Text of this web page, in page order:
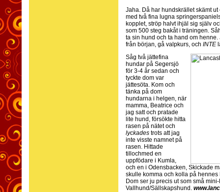
Jaha. Då har hundskrället skämt
med två fina lugna
kopplet, ströp halvt ihjäl sig själv
som 500 steg bakåt i träningen.
ta sin hund och ta hand om
från början, gå valpkurs, och INTE
Såg två jättefina
hundar på Segersjö
för 3-4 år sedan och
tyckte dom var
jättesöta. Kom och
tänka på dom
hundarna i helgen, när
mamma, Beatrice och
jag satt och pratade
lite hund, försökte hitta
rasen på nätet och
lyckades trots att jag
inte visste namnet på
rasen. Hittade
tillochmed en
uppfödare i Kumla,
och en i Odensbacken, Skickade
skulle komma och kolla på
Dom ser ju precis ut som små
Vallhund/Sällskapshund.